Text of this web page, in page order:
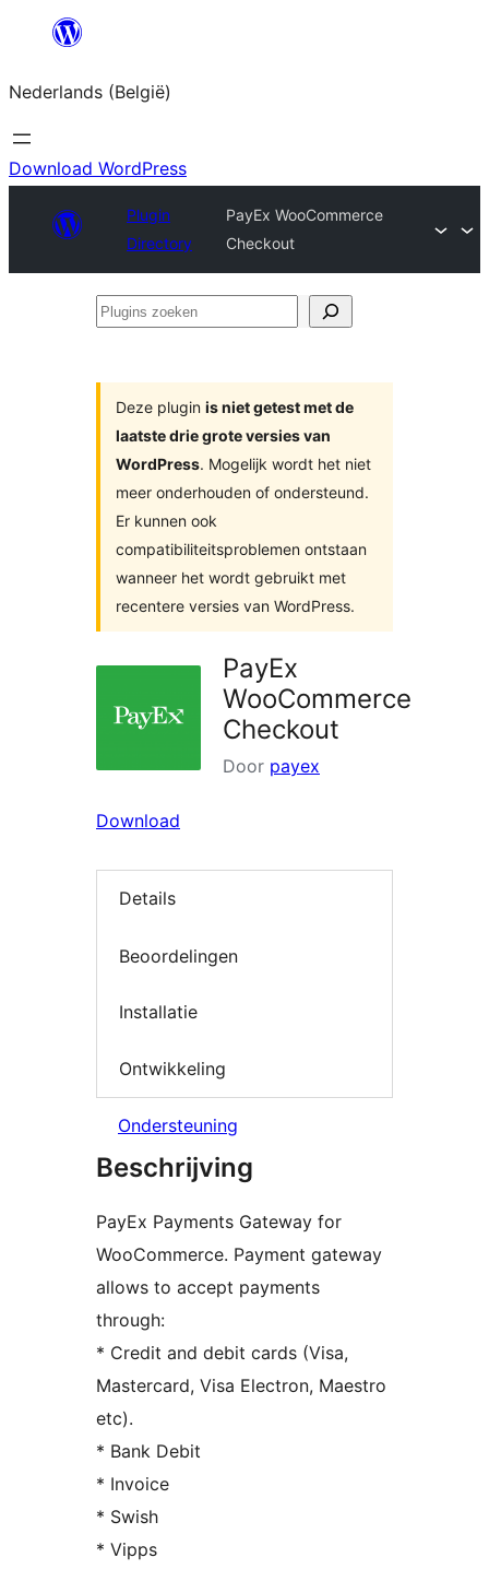
Spring
de
inhoud
Nederlands (België)
Download WordPress
Plugin
Directory
PayEx WooCommerce
Checkout
Plugins
Deze plugin is niet getest met de
laatste drie grote versies van
WordPress. Mogelijk wordt het niet
meer onderhouden of ondersteund.
Er kunnen ook
compatibiliteitsproblemen ontstaan
wanneer het wordt gebruikt met
recentere versies van WordPress.
PayEx
WooCommerce
Checkout
Door payex
Download
Details
Beoordelingen
Installatie
Ontwikkeling
Ondersteuning
Beschrijving
PayEx Payments Gateway for
WooCommerce. Payment gateway
allows to accept payments
through:
* Credit and debit cards (Visa,
Mastercard, Visa Electron, Maestro
etc).
* Bank Debit
* Invoice
* Swish
* Vipps